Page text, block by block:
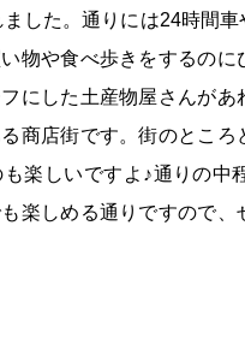
した。通りには24時間
物や食べ歩きをするの
にした土産物屋さんが
商店街です。街のとこ
楽しいですよ♪通りの中
楽しめる通りですので、